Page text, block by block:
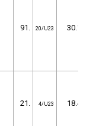
91. 20/U23 30.11
21. 4/U23 18.40